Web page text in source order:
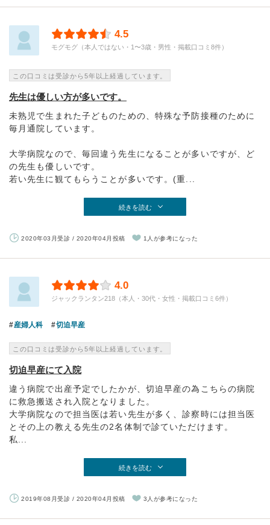
4.5
モグモグ（本人ではない・1〜3歳・男性・掲載口コミ8件）
この口コミは受診から5年以上経過しています。
先生は優しい方が多いです。
未熟児で生まれた子どものための、特殊な予防接種のために
毎月通院しています。
大学病院なので、毎回違う先生になることが多いですが、ど
の先生も優しいです。
若い先生に観てもらうことが多いです。(重...
続きを読む
2020年03月受診 / 2020年04月投稿 1人が参考になった
4.0
ジャックランタン218（本人・30代・女性・掲載口コミ6件）
産婦人科 切迫早産
この口コミは受診から5年以上経過しています。
切迫早産にて入院
違う病院で出産予定でしたかが、切迫早産の為こちらの病院
に救急搬送され入院となりました。
大学病院なので担当医は若い先生が多く、診察時には担当医
とその上の教える先生の2名体制で診ていただけます。
私...
続きを読む
2019年08月受診 / 2020年04月投稿 3人が参考になった